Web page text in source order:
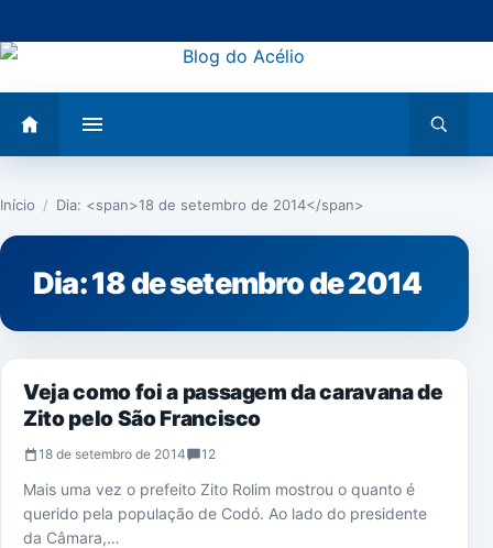
para
conteúdo
menu
busca
Início / Dia: <span>18 de setembro de 2014</span>
Dia:18 de setembro de 2014
NOTÍCIAS
Veja como foi a passagem da caravana de
Zito pelo São Francisco
18 de setembro de 2014 12
Mais uma vez o prefeito Zito Rolim mostrou o quanto é
querido pela população de Codó. Ao lado do presidente
da Câmara,…